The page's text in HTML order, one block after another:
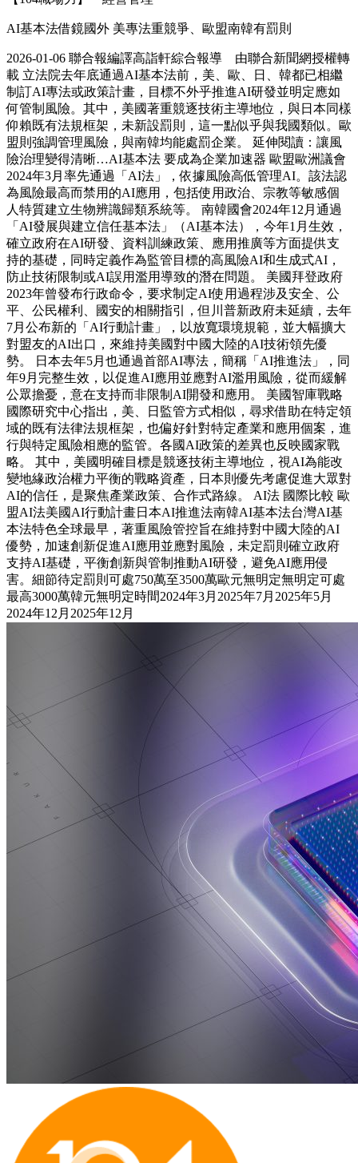
AI基本法借鏡國外 美專法重競爭、歐盟南韓有罰則
2026-01-06 聯合報編譯高詣軒綜合報導 由聯合新聞網授權轉
載 立法院去年底通過AI基本法前，美、歐、日、韓都已相繼
制訂AI專法或政策計畫，目標不外乎推進AI研發並明定應如
何管制風險。其中，美國著重競逐技術主導地位，與日本同樣
仰賴既有法規框架，未新設罰則，這一點似乎與我國類似。歐
盟則強調管理風險，與南韓均能處罰企業。 延伸閱讀：讓風
險治理變得清晰…AI基本法 要成為企業加速器 歐盟歐洲議會
2024年3月率先通過「AI法」，依據風險高低管理AI。該法認
為風險最高而禁用的AI應用，包括使用政治、宗教等敏感個
人特質建立生物辨識歸類系統等。 南韓國會2024年12月通過
「AI發展與建立信任基本法」（AI基本法），今年1月生效，
確立政府在AI研發、資料訓練政策、應用推廣等方面提供支
持的基礎，同時定義作為監管目標的高風險AI和生成式AI，
防止技術限制或AI誤用濫用導致的潛在問題。 美國拜登政府
2023年曾發布行政命令，要求制定AI使用過程涉及安全、公
平、公民權利、國安的相關指引，但川普新政府未延續，去年
7月公布新的「AI行動計畫」，以放寬環境規範，並大幅擴大
對盟友的AI出口，來維持美國對中國大陸的AI技術領先優
勢。 日本去年5月也通過首部AI專法，簡稱「AI推進法」，同
年9月完整生效，以促進AI應用並應對AI濫用風險，從而緩解
公眾擔憂，意在支持而非限制AI開發和應用。 美國智庫戰略
國際研究中心指出，美、日監管方式相似，尋求借助在特定領
域的既有法律法規框架，也偏好針對特定產業和應用個案，進
行與特定風險相應的監管。各國AI政策的差異也反映國家戰
略。 其中，美國明確目標是競逐技術主導地位，視AI為能改
變地緣政治權力平衡的戰略資產，日本則優先考慮促進大眾對
AI的信任，是聚焦產業政策、合作式路線。 AI法 國際比較 歐
盟AI法美國AI行動計畫日本AI推進法南韓AI基本法台灣AI基
本法特色全球最早，著重風險管控旨在維持對中國大陸的AI
優勢，加速創新促進AI應用並應對風險，未定罰則確立政府
支持AI基礎，平衡創新與管制推動AI研發，避免AI應用侵
害。細節待定罰則可處750萬至3500萬歐元無明定無明定可處
最高3000萬韓元無明定時間2024年3月2025年7月2025年5月
2024年12月2025年12月